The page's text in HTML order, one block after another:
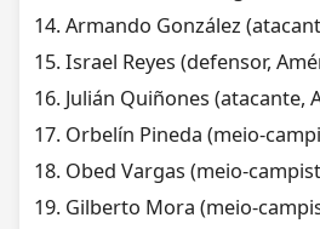
Armando González
Israel Reyes (defensor,
Julián Quiñones (atacante,
Orbelín Pineda (meio-
Obed Vargas (meio-
Gilberto Mora (meio-